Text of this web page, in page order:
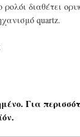
ρολόι διαθέτει
quartz.
Για